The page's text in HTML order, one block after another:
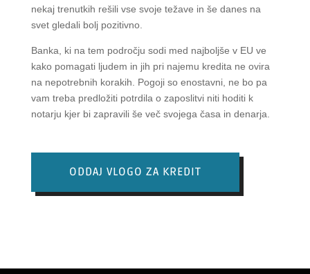
nekaj trenutkih rešili vse svoje težave in še danes na
svet gledali bolj pozitivno.
Banka, ki na tem področju sodi med najboljše v EU ve
kako pomagati ljudem in jih pri najemu kredita ne ovira
na nepotrebnih korakih. Pogoji so enostavni, ne bo pa
vam treba predložiti potrdila o zaposlitvi niti hoditi k
notarju kjer bi zapravili še več svojega časa in denarja.
ODDAJ VLOGO ZA KREDIT